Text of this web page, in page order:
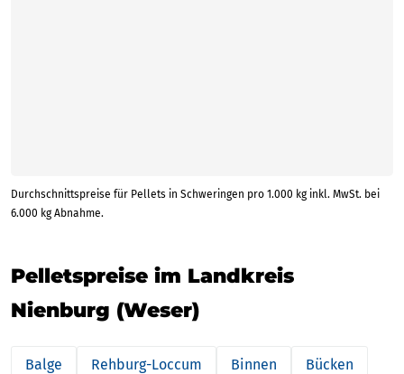
Durchschnittspreise für Pellets in Schweringen pro 1.000 kg inkl. MwSt. bei
6.000 kg Abnahme.
Pelletspreise im Landkreis
Nienburg (Weser)
Balge Rehburg-Loccum Binnen Bücken